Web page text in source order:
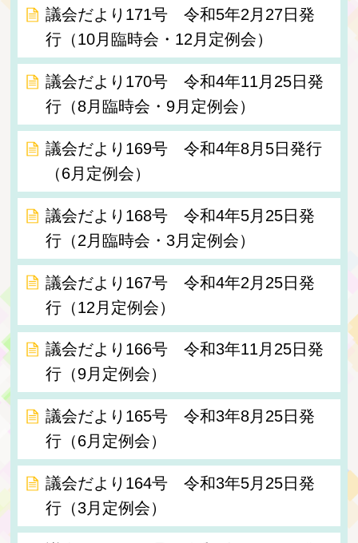
議会だより171号 令和5年2月27日発
行（10月臨時会・12月定例会）
議会だより170号 令和4年11月25日発
行（8月臨時会・9月定例会）
議会だより169号 令和4年8月5日発行
（6月定例会）
議会だより168号 令和4年5月25日発
行（2月臨時会・3月定例会）
議会だより167号 令和4年2月25日発
行（12月定例会）
議会だより166号 令和3年11月25日発
行（9月定例会）
議会だより165号 令和3年8月25日発
行（6月定例会）
議会だより164号 令和3年5月25日発
行（3月定例会）